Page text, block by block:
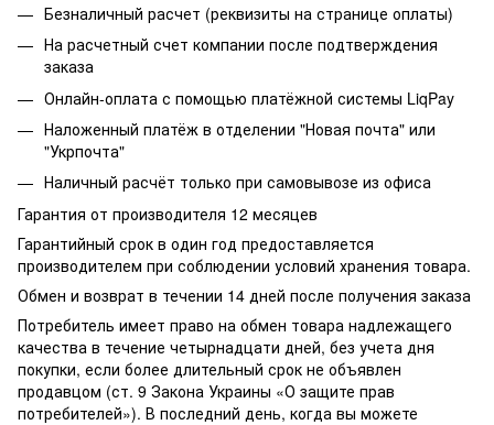
Безналичный расчет (реквизиты на странице оплаты)
На расчетный счет компании после подтверждения
заказа
Онлайн-оплата с помощью платёжной системы LiqPay
Наложенный платёж в отделении "Новая почта" или
"Укрпочта"
Наличный расчёт только при самовывозе из офиса
Гарантия от производителя 12 месяцев
Гарантийный срок в один год предоставляется
производителем при соблюдении условий хранения товара.
Обмен и возврат в течении 14 дней после получения заказа
Потребитель имеет право на обмен товара надлежащего
качества в течение четырнадцати дней, без учета дня
покупки, если более длительный срок не объявлен
продавцом (ст. 9 Закона Украины «О защите прав
потребителей»). В последний день, когда вы можете